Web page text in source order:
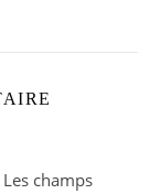
Les champs